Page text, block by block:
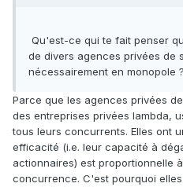
Qu'est-ce qui te fait penser
de divers agences privées de
nécessairement en monopole ?
Parce que les agences privées
des entreprises privées lambda,
tous leurs concurrents. Elles ont
efficacité (i.e. leur capacité à
actionnaires) est proportionnelle
concurrence. C'est pourquoi